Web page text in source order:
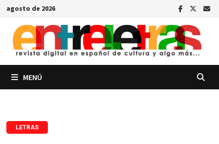
Saltar
contenido
agosto de 2026
MENÚ
LETRAS